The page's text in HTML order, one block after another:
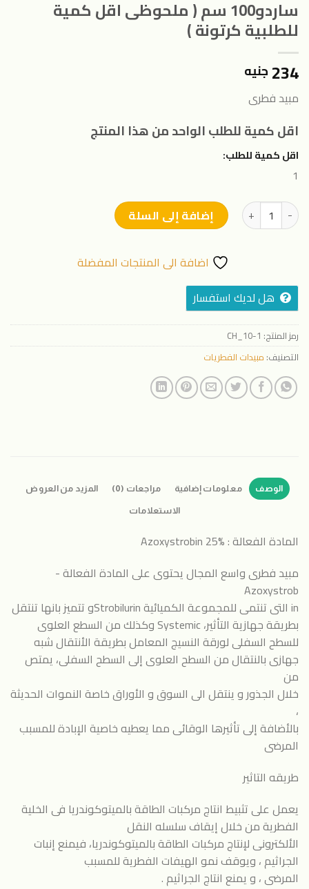
ساردو100 سم ( ملحوظى اقل كمية
للطلبية كرتونة )
234 جنيه
مبيد فطرى
اقل كمية للطلب الواحد من هذا المنتج
اقل كمية للطلب:
1
كمية ساردو100 سم ( ملحوظى اقل كمية للطلبية كرتونة ) إضافة إلى السلة
اضافة الى المنتجات المفضلة
هل لديك استفسار
رمز المنتج: CH_10-1
التصنيف: مبيدات الفطريات
الوصف معلومات إضافية مراجعات (0) المزيد من العروض
الاستعلامات
المادة الفعالة : Azoxystrobin 25%
مبيد فطرى واسع المجال يحتوى على المادة الفعالة -
Azoxystrob
in التى تنتمى للمجموعة الكميائية Strobilurinو تتميز بانها تنتقل
بطريقة جهازية التأثير، Systemic وكذلك من السطع العلوى
للسطح السفلى لورقة النسيج المعامل بطريقة الأنتقال شبه
جهازى بالنتقال من السطح العلوى إلى السطح السفلى، يمتص
من
خلال الجذور و ينتقل الى السوق و الأوراق خاصة النموات الحديثة
،
بالأضافة إلى تأثيرها الوقائى مما يعطيه خاصية الإبادة للمسبب
المرضى
طريقه التاثير
يعمل على تثبيط انتاج مركبات الطاقة بالميتوكوندريا فى الخلية
الفطرية من خلال إيقاف سلسله النقل
الألكترونى لإنتاج مركبات الطاقة بالميتوكوندريا، فيمنع إنبات
الجراثيم ، ويوقف نمو الهيفات الفطرية للمسبب
المرضى ، و يمنع انتاج الجراثيم .